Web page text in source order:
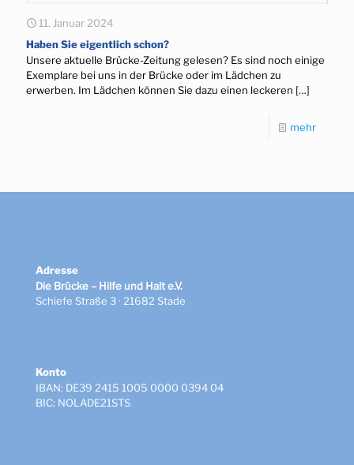
11. Januar 2024
Haben Sie eigentlich schon?
Unsere aktuelle Brücke-Zeitung gelesen? Es sind noch einige
Exemplare bei uns in der Brücke oder im Lädchen zu
erwerben. Im Lädchen können Sie dazu einen leckeren […]
mehr
Adresse
Die Brücke – Hilfe und Halt e.V.
Schiefe Straße 3 · 21682 Stade
Konto
IBAN: DE39 2415 1005 0000 0394 04
BIC: NOLADE21STS